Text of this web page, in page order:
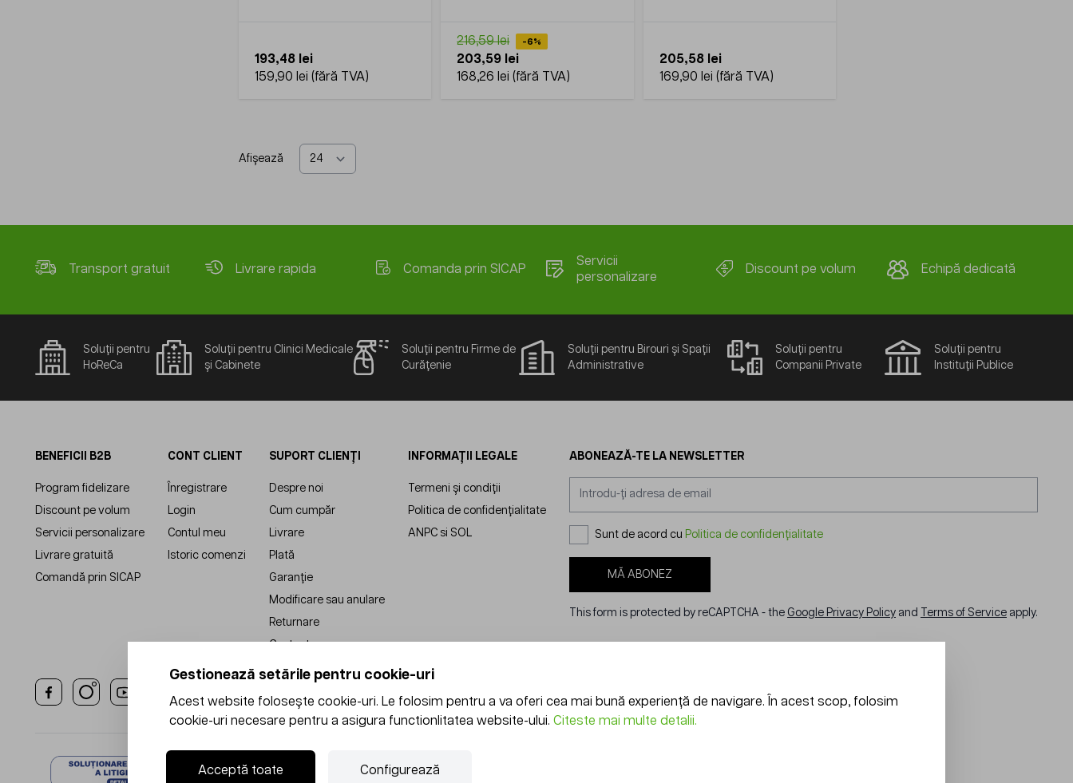
193,48 lei
159,90 lei
216,59 lei -6%
203,59 lei
168,26 lei
205,58 lei
169,90 lei
Afișează
Transport gratuit Livrare rapida Comanda prin SICAP
Servicii
personalizare
Discount pe volum Echipă dedicată
Soluții pentru
HoReCa
Soluții pentru Clinici Medicale
și Cabinete
Soluții pentru Firme de
Curățenie
Soluții pentru Birouri și Spații
Administrative
Soluții pentru
Companii Private
Soluții pentru
Instituții Publice
BENEFICII B2B
Program fidelizare
Discount pe volum
Servicii personalizare
Livrare gratuită
Comandă prin SICAP
CONT CLIENT
Înregistrare
Login
Contul meu
Istoric comenzi
SUPORT CLIENȚI
Despre noi
Cum cumpăr
Livrare
Plată
Garanție
Modificare sau anulare
Returnare
Contact
INFORMAȚII LEGALE
Termeni și condiții
Politica de confidențialitate
ANPC si SOL
ABONEAZĂ-TE LA NEWSLETTER
Sunt de acord cu Politica de confidențialitate
MĂ ABONEZ
This form is protected by reCAPTCHA - the Google Privacy Policy and Terms of Service apply.
Gestionează setările pentru cookie-uri
Acest website folosește cookie-uri. Le folosim pentru a va oferi cea mai bună experiență de navigare. În acest scop, folosim
cookie-uri necesare pentru a asigura functionlitatea website-ului. Citeste mai multe detalii.
Acceptă toate Configurează